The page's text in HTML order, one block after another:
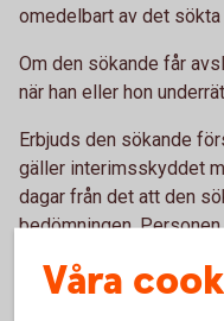
omedelbart av det
Om den sökande får
när han eller hon
Erbjuds den sökande
gäller interimsskyddet
dagar från det att den
bedömningen.
skyddad om något
Våra